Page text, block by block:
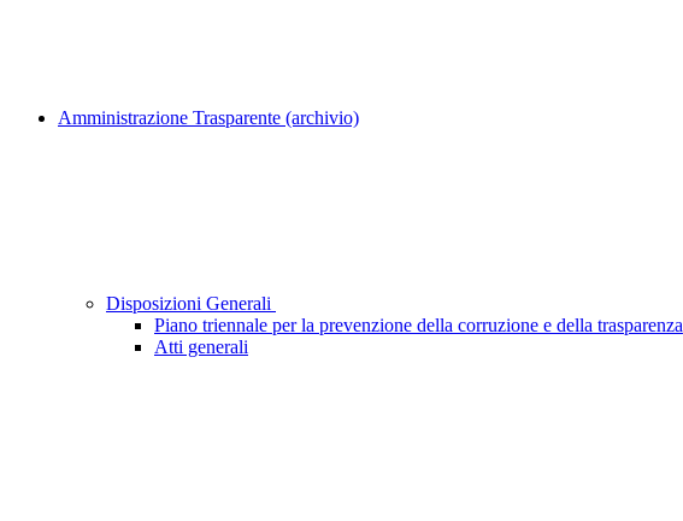
Amministrazione Trasparente (archivio)
Disposizioni Generali
Piano triennale per la prevenzione della corruzione e della trasparenza
Atti generali